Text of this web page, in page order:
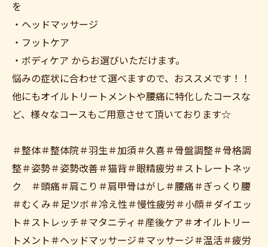
を
・ヘッドマッサージ
・フットケア
・ボディケア からお選びいただけます。
悩みの症状に合わせて選べますので、おススメです！！
他にもオイルトリートメントや腰痛に特化したコースな
ど、様々なコースもご用意させて頂いております☆
＃整体＃整体院＃羽生＃加須＃久喜＃骨盤調整＃骨格調
整＃姿勢＃姿勢改善＃猫背＃眼精疲労＃ストレートネッ
ク ＃頭痛＃肩こり＃肩甲骨はがし＃腰痛＃ぎっくり腰
＃むくみ＃足ツボ＃冷え性＃慢性疲労＃小顔＃ダイエッ
ト＃ストレッチ＃マタニティ＃産後ケア＃オイルトリー
トメント＃ヘッドマッサージ＃マッサージ＃温活＃疲労